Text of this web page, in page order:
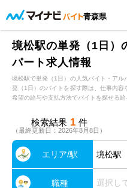
青森県
境松駅の単発（1日）
パート求人情報
境松駅で単発（1日）の人気バイト・アル
発（1日）のバイトを探す際は、仕事内容
希望の給与や支払方法でバイトを探せる給
検索結果 1 件
（最終更新日：2026年8月8日）
エリア/駅 境松駅
職種 選択し